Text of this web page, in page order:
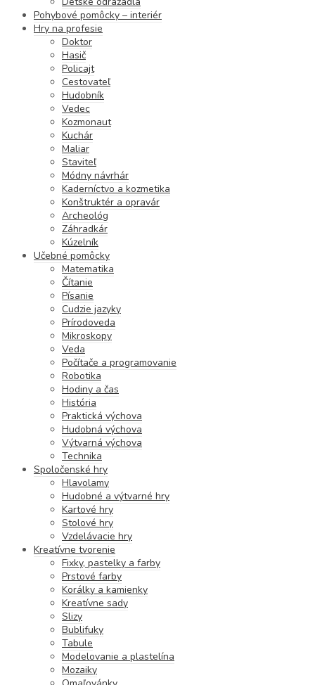
Pohybové pomôcky – interiér
Hry na profesie
Doktor
Hasič
Policajt
Cestovateľ
Hudobník
Vedec
Kozmonaut
Kuchár
Maliar
Staviteľ
Módny návrhár
Kaderníctvo a kozmetika
Konštruktér a opravár
Archeológ
Záhradkár
Kúzelník
Učebné pomôcky
Matematika
Čítanie
Písanie
Cudzie jazyky
Prírodoveda
Mikroskopy
Veda
Počítače a programovanie
Robotika
Hodiny a čas
História
Praktická výchova
Hudobná výchova
Výtvarná výchova
Technika
Spoločenské hry
Hlavolamy
Hudobné a výtvarné hry
Kartové hry
Stolové hry
Vzdelávacie hry
Kreatívne tvorenie
Fixky, pastelky a farby
Prstové farby
Korálky a kamienky
Kreatívne sady
Slizy
Bublifuky
Tabule
Modelovanie a plastelína
Mozaiky